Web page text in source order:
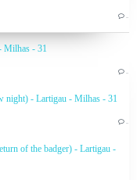
…
Milhas - 31
…
night) - Lartigau - Milhas - 31
…
of the badger) - Lartigau -